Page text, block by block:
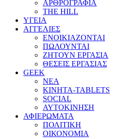
ΑΡΘΡΟΓΡΑΦΙΑ
THE HILL
ΥΓΕΙΑ
ΑΓΓΕΛΙΕΣ
ΕΝΟΙΚΙΑΖΟΝΤΑΙ
ΠΩΛΟΥΝΤΑΙ
ΖΗΤΟΥΝ ΕΡΓΑΣΙΑ
ΘΕΣΕΙΣ ΕΡΓΑΣΙΑΣ
GEEK
ΝΕΑ
ΚΙΝΗΤΑ-TABLETS
SOCIAL
ΑΥΤΟΚΙΝΗΣΗ
ΑΦΙΕΡΩΜΑΤΑ
ΠΟΛΙΤΙΚΗ
ΟΙΚΟΝΟΜΙΑ